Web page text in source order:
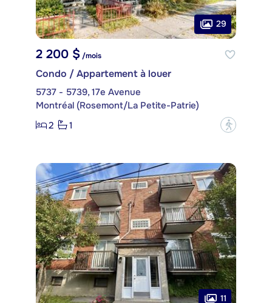
29
2 200 $/mois
Condo / Appartement à louer
5737 - 5739, 17e Avenue
Montréal (Rosemont/La Petite-Patrie)
2
1 ?
11